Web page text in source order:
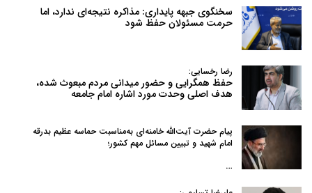
سخنگوی جبهه پایداری: مذاکره نتیجه‌ای ندارد، اما
حرمت مسئولان حفظ شود
رضا رخسایی:
حفظ همگرایی و حضور میدانی مردم مبعوث شده،
هدف اصلی وحدت مورد اشاره امام جامعه
پیام حضرت آیت‌الله خامنه‌ای به‌مناسبت حماسه عظیم بدرقه
امام شهید و تبیین مسائل مهم کشور؛
…